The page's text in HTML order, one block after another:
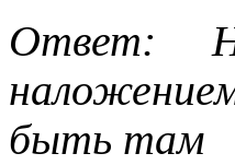
Ответ:
быть там